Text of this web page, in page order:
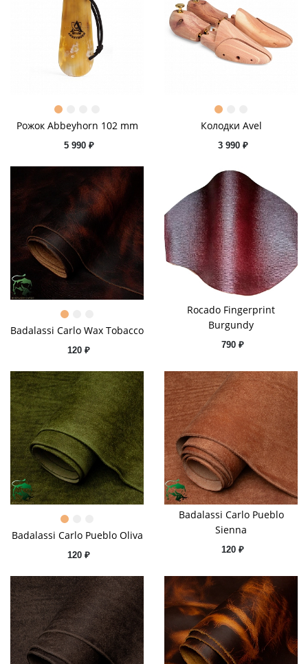
Рожок Abbeyhorn 102 mm
5 990 ₽
Колодки Avel
3 990 ₽
Badalassi Сarlo Wax Tobacco
120 ₽
Rocado Fingerprint
Burgundy
790 ₽
Badalassi Сarlo Pueblo Oliva
120 ₽
Badalassi Сarlo Pueblo
Sienna
120 ₽